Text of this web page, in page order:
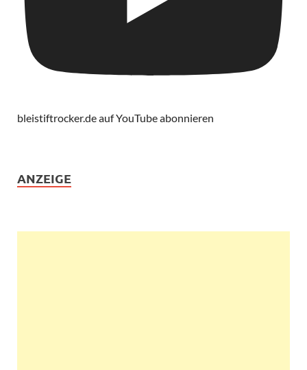
bleistiftrocker.de auf YouTube abonnieren
ANZEIGE